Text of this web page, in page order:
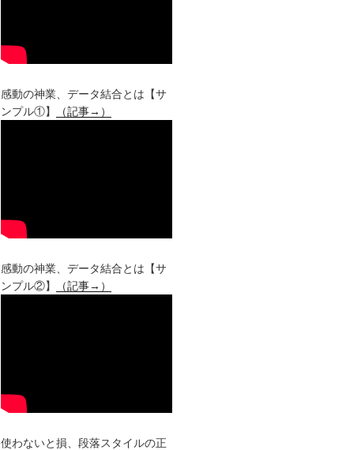
感動の神業、データ結合とは【サ
ンプル①】
（記事→）
感動の神業、データ結合とは【サ
ンプル②】
（記事→）
使わないと損、段落スタイルの正